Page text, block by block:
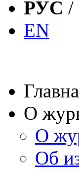
РУС /
EN
О
О
Об